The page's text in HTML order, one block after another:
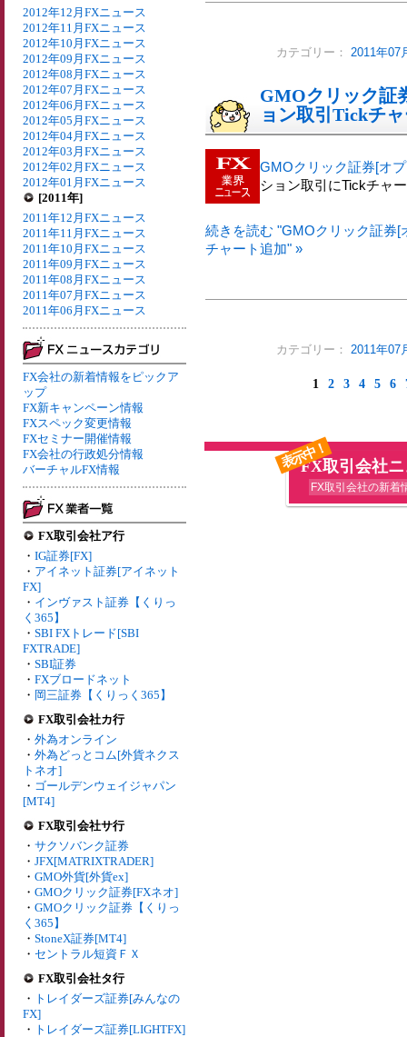
2012年12月FXニュース
2012年11月FXニュース
2012年10月FXニュース
2012年09月FXニュース
2012年08月FXニュース
2012年07月FXニュース
2012年06月FXニュース
2012年05月FXニュース
2012年04月FXニュース
2012年03月FXニュース
2012年02月FXニュース
2012年01月FXニュース
[2011年]
2011年12月FXニュース
2011年11月FXニュース
2011年10月FXニュース
2011年09月FXニュース
2011年08月FXニュース
2011年07月FXニュース
2011年06月FXニュース
FX会社の新着情報をピックア
ップ
FX新キャンペーン情報
FXスペック変更情報
FXセミナー開催情報
FX会社の行政処分情報
バーチャルFX情報
FX取引会社ア行
・ IG証券[FX]
・ アイネット証券[アイネット
FX]
・ インヴァスト証券【くりっ
く365】
・ SBI FXトレード[SBI
FXTRADE]
・ SBI証券
・ FXブロードネット
・ 岡三証券【くりっく365】
FX取引会社カ行
・ 外為オンライン
・ 外為どっとコム[外貨ネクス
トネオ]
・ ゴールデンウェイジャパン
[MT4]
FX取引会社サ行
・ サクソバンク証券
・ JFX[MATRIXTRADER]
・ GMO外貨[外貨ex]
・ GMOクリック証券[FXネオ]
・ GMOクリック証券【くりっ
く365】
・ StoneX証券[MT4]
・ セントラル短資ＦＸ
FX取引会社タ行
・ トレイダーズ証券[みんなの
FX]
・ トレイダーズ証券[LIGHTFX]
カテゴリー： 2011年07
GMOクリック証
ョン取引Tickチ
GMOクリック証券[オ
ション取引にTickチャ
続きを読む "GMOクリック証券
チャート追加" »
カテゴリー： 2011年07
1 2 3 4 5 6
表示中！
FX取引会社
FX取引会社の新着